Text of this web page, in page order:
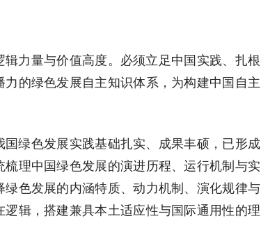
力量与价值高度。必须立足中国实践、扎根
的绿色发展自主知识体系，为构建中国自主
绿色发展实践基础扎实、成果丰硕，已形成
理中国绿色发展的演进历程、运行机制与实
色发展的内涵特质、动力机制、演化规律与
辑，搭建兼具本土适应性与国际通用性的理